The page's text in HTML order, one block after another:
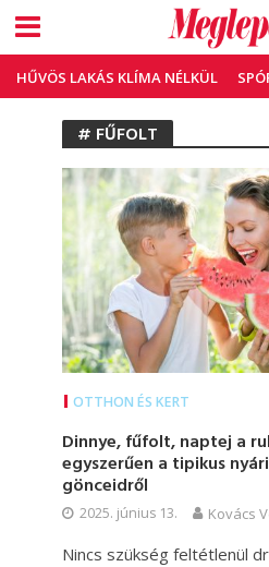
HŰVÖS LAKÁS KLÍMA NÉLKÜL
# FŰFOLT
OTTHON ÉS KERT
Dinnye, fűfolt, naptej a
egyszerűen a tipikus
gönceidről
2025. június 13. Kovács
Nincs szükség feltétlenül